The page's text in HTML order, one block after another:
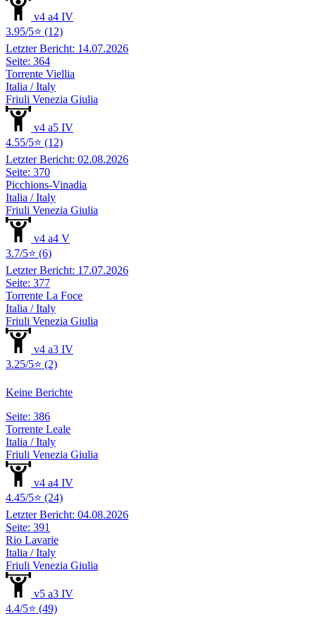
v4 a4 IV
3.95/5⭐ (12)
Letzter Bericht: 14.07.2026
Seite: 364
Torrente Viellia
Italia / Italy
Friuli Venezia Giulia
v4 a5 IV
4.55/5⭐ (12)
Letzter Bericht: 02.08.2026
Seite: 370
Picchions-Vinadia
Italia / Italy
Friuli Venezia Giulia
v4 a4 V
3.7/5⭐ (6)
Letzter Bericht: 17.07.2026
Seite: 377
Torrente La Foce
Italia / Italy
Friuli Venezia Giulia
v4 a3 IV
3.25/5⭐ (2)
Keine Berichte
Seite: 386
Torrente Leale
Italia / Italy
Friuli Venezia Giulia
v4 a4 IV
4.45/5⭐ (24)
Letzter Bericht: 04.08.2026
Seite: 391
Rio Lavarie
Italia / Italy
Friuli Venezia Giulia
v5 a3 IV
4.4/5⭐ (49)